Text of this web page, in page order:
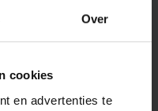
Over
cookies
en advertenties te